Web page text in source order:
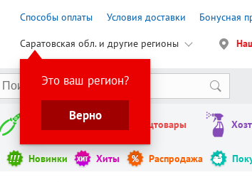
Способы оплаты Условия доставки Бонусная
Саратовская обл. и другие регионы
Это ваш регион?
Верно
Инструменты Канцтовары
Новинки Хиты Распродажа